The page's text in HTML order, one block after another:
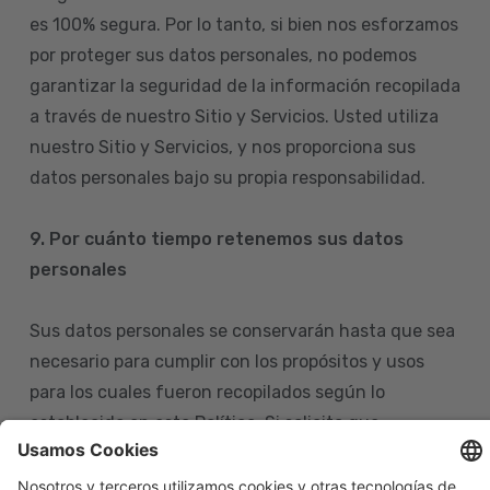
es 100% segura. Por lo tanto, si bien nos esforzamos
por proteger sus datos personales, no podemos
garantizar la seguridad de la información recopilada
a través de nuestro Sitio y Servicios. Usted utiliza
nuestro Sitio y Servicios, y nos proporciona sus
datos personales bajo su propia responsabilidad.
9. Por cuánto tiempo retenemos sus datos
personales
Sus datos personales se conservarán hasta que sea
necesario para cumplir con los propósitos y usos
para los cuales fueron recopilados según lo
establecido en esta Política. Si solicita que
eliminemos sus datos personales de nuestras bases
de datos, tenga en cuenta que igualmente